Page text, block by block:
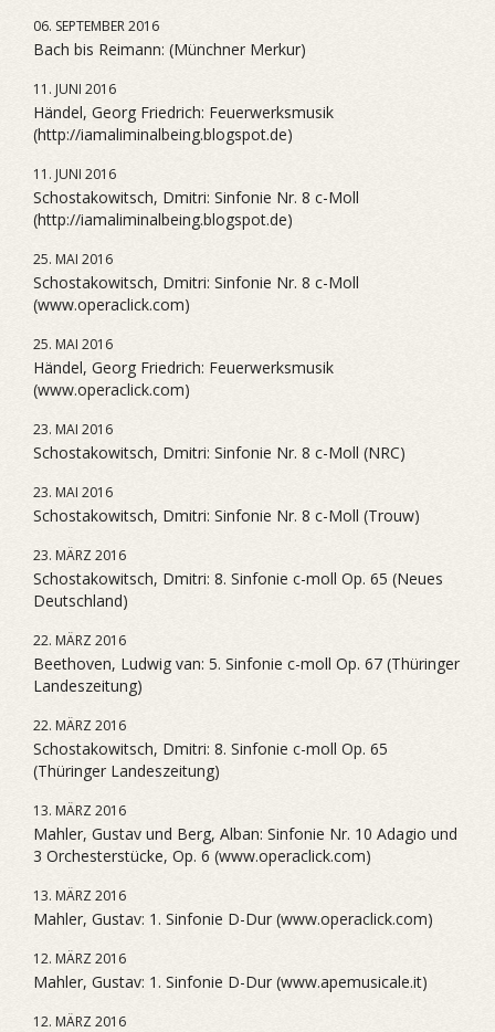
06. SEPTEMBER 2016
Bach bis Reimann: (Münchner Merkur)
11. JUNI 2016
Händel, Georg Friedrich: Feuerwerksmusik
(http://iamaliminalbeing.blogspot.de)
11. JUNI 2016
Schostakowitsch, Dmitri: Sinfonie Nr. 8 c-Moll
(http://iamaliminalbeing.blogspot.de)
25. MAI 2016
Schostakowitsch, Dmitri: Sinfonie Nr. 8 c-Moll
(www.operaclick.com)
25. MAI 2016
Händel, Georg Friedrich: Feuerwerksmusik
(www.operaclick.com)
23. MAI 2016
Schostakowitsch, Dmitri: Sinfonie Nr. 8 c-Moll (NRC)
23. MAI 2016
Schostakowitsch, Dmitri: Sinfonie Nr. 8 c-Moll (Trouw)
23. MÄRZ 2016
Schostakowitsch, Dmitri: 8. Sinfonie c-moll Op. 65 (Neues
Deutschland)
22. MÄRZ 2016
Beethoven, Ludwig van: 5. Sinfonie c-moll Op. 67 (Thüringer
Landeszeitung)
22. MÄRZ 2016
Schostakowitsch, Dmitri: 8. Sinfonie c-moll Op. 65
(Thüringer Landeszeitung)
13. MÄRZ 2016
Mahler, Gustav und Berg, Alban: Sinfonie Nr. 10 Adagio und
3 Orchesterstücke, Op. 6 (www.operaclick.com)
13. MÄRZ 2016
Mahler, Gustav: 1. Sinfonie D-Dur (www.operaclick.com)
12. MÄRZ 2016
Mahler, Gustav: 1. Sinfonie D-Dur (www.apemusicale.it)
12. MÄRZ 2016